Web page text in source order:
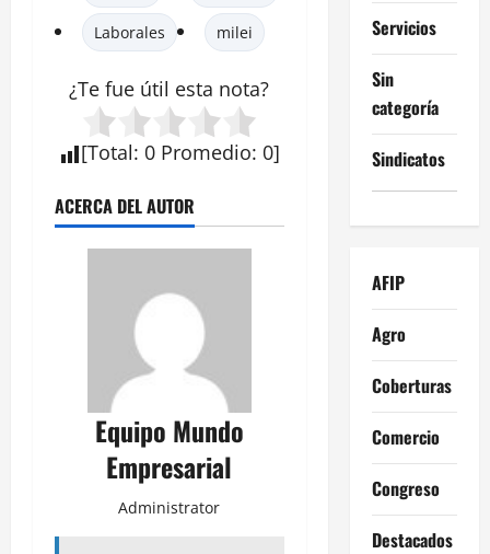
Laborales milei
¿Te fue útil esta nota?
[Total: 0 Promedio: 0]
ACERCA DEL AUTOR
Equipo Mundo
Empresarial
Administrator
Servicios
Sin
categoría
Sindicatos
AFIP
Agro
Coberturas
Comercio
Congreso
Destacados